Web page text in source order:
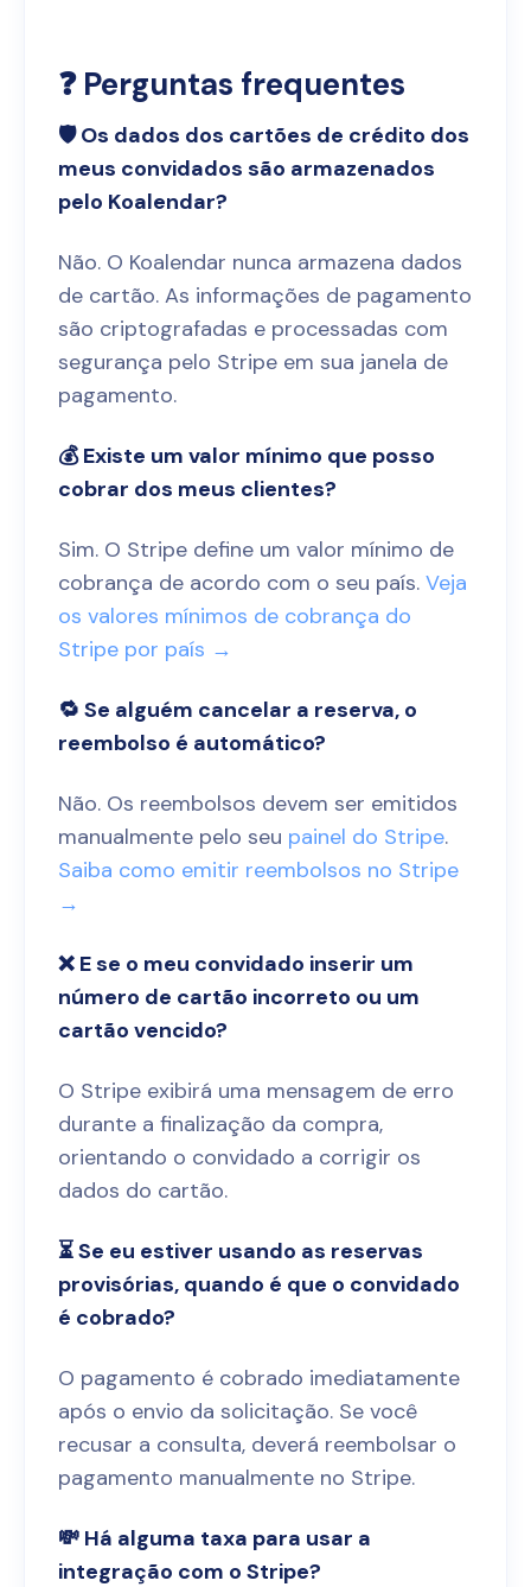
❓ Perguntas frequentes
🛡️ Os dados dos cartões de crédito dos
meus convidados são armazenados
pelo Koalendar?
Não. O Koalendar nunca armazena dados
de cartão. As informações de pagamento
são criptografadas e processadas com
segurança pelo Stripe em sua janela de
pagamento.
💰 Existe um valor mínimo que posso
cobrar dos meus clientes?
Sim. O Stripe define um valor mínimo de
cobrança de acordo com o seu país. Veja
os valores mínimos de cobrança do
Stripe por país →
🔁 Se alguém cancelar a reserva, o
reembolso é automático?
Não. Os reembolsos devem ser emitidos
manualmente pelo seu painel do Stripe.
Saiba como emitir reembolsos no Stripe
→
❌ E se o meu convidado inserir um
número de cartão incorreto ou um
cartão vencido?
O Stripe exibirá uma mensagem de erro
durante a finalização da compra,
orientando o convidado a corrigir os
dados do cartão.
⏳ Se eu estiver usando as reservas
provisórias, quando é que o convidado
é cobrado?
O pagamento é cobrado imediatamente
após o envio da solicitação. Se você
recusar a consulta, deverá reembolsar o
pagamento manualmente no Stripe.
💸 Há alguma taxa para usar a
integração com o Stripe?